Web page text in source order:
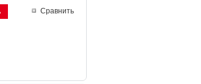
Сравнить